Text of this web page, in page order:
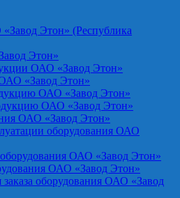
Этон» (Республика
Этон»
ОАО «Завод Этон»
«Завод Этон»
ОАО «Завод Этон»
ОАО «Завод Этон»
ОАО «Завод Этон»
оборудования ОАО
ОАО «Завод Этон»
ОАО «Завод Этон»
оборудования ОАО «Завод